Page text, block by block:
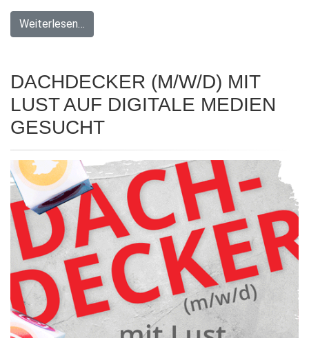
Weiterlesen…
DACHDECKER (M/W/D) MIT
LUST AUF DIGITALE MEDIEN
GESUCHT